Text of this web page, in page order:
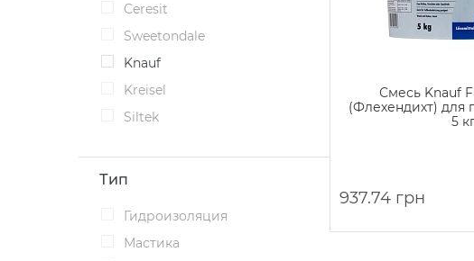
Ceresit
Sweetondale
Knauf
Kreisel
Siltek
Тип
Гидроизоляция
Мастика
Смесь Knauf
(Флехендихт) для
5
937.74 грн